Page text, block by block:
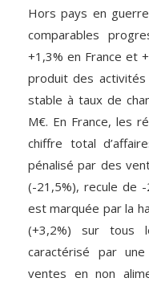
Hors pays en
comparables
+1,3% en France et
produit des activités
stable à taux de
M€. En France, les
chiffre total
pénalisé par des
(-21,5%), recule de
est marquée par la
(+3,2%) sur tous
caractérisé par
ventes en non